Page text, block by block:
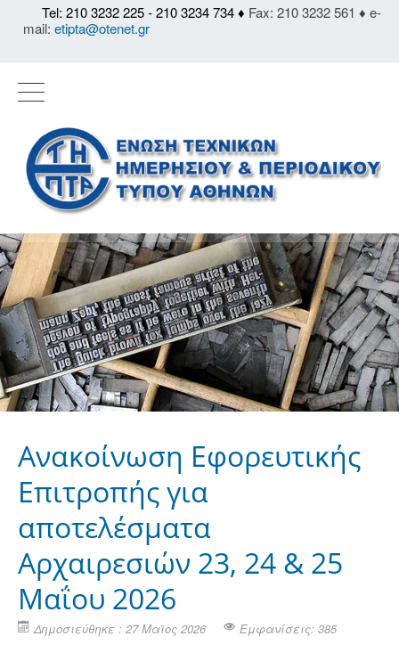
Tel: 210 3232 225 - 210 3234 734 ♦ Fax: 210 3232 561 ♦ e-
mail: etipta@otenet.gr
Ανακοίνωση Εφορευτικής
Επιτροπής για
αποτελέσματα
Αρχαιρεσιών 23, 24 & 25
Μαΐου 2026
Δημοσιεύθηκε : 27 Μαϊος 2026 Εμφανίσεις: 385